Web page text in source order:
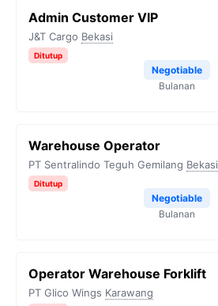
Admin Customer VIP
J&T Cargo Bekasi
Ditutup
Negotiable
Bulanan
Warehouse Operator
PT Sentralindo Teguh Gemilang Bekasi
Ditutup
Negotiable
Bulanan
Operator Warehouse Forklift
PT Glico Wings Karawang